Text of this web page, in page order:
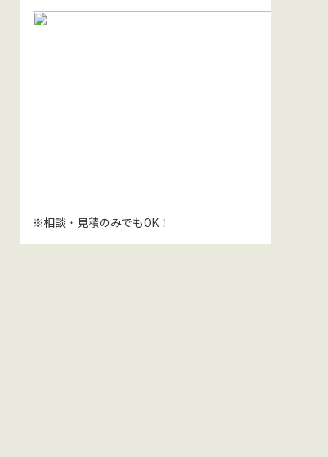
※相談・見積のみでもOK！